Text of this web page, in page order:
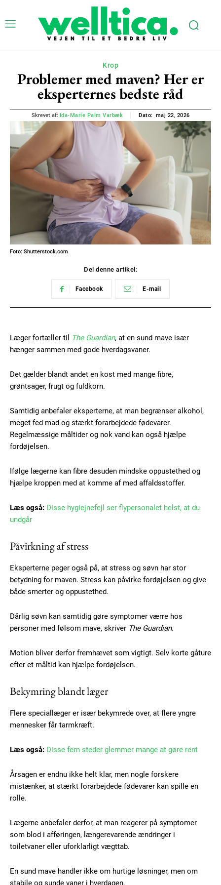
Subscription Plans
Free limited access
Krop
Problemer med maven? Her er
eksperternes bedste råd
Skrevet af: Ida-Marie Palm Varbæk Dato: maj 22, 2026
Foto: Shutterstock.com
Del denne artikel:
Facebook E-mail
Læger fortæller til The Guardian, at en sund mave især
hænger sammen med gode hverdagsvaner.
Det gælder blandt andet en kost med mange fibre,
grøntsager, frugt og fuldkorn.
Samtidig anbefaler eksperterne, at man begrænser alkohol,
meget fed mad og stærkt forarbejdede fødevarer.
Regelmæssige måltider og nok vand kan også hjælpe
fordøjelsen.
Ifølge lægerne kan fibre desuden mindske oppustethed og
hjælpe kroppen med at komme af med affaldsstoffer.
Læs også: Disse hygiejnefejl ser flypersonalet helst, at du
undgår
Påvirkning af stress
Eksperterne peger også på, at stress og søvn har stor
betydning for maven. Stress kan påvirke fordøjelsen og give
både smerter og oppustethed.
Dårlig søvn kan samtidig gøre symptomer værre hos
personer med følsom mave, skriver The Guardian.
Motion bliver derfor fremhævet som vigtigt. Selv korte gåture
efter et måltid kan hjælpe fordøjelsen.
Bekymring blandt læger
Flere speciallæger er især bekymrede over, at flere yngre
mennesker får tarmkræft.
Læs også: Disse fem steder glemmer mange at gøre rent
Årsagen er endnu ikke helt klar, men nogle forskere
mistænker, at stærkt forarbejdede fødevarer kan spille en
rolle.
Lægerne anbefaler derfor, at man reagerer på symptomer
som blod i afføringen, længerevarende ændringer i
toiletvaner eller uforklarligt vægttab.
En sund mave handler ikke om hurtige løsninger, men om